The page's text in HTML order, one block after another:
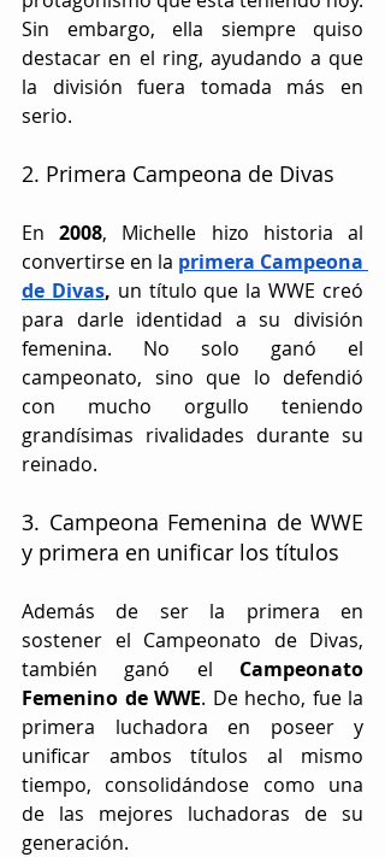
Sin embargo, ella siempre quiso
destacar en el ring, ayudando a que
la división fuera tomada más en
serio.
2. Primera Campeona de Divas
En 2008, Michelle hizo historia al
convertirse en la primera Campeona
de Divas, un título que la WWE creó
para darle identidad a su división
femenina. No solo ganó el
campeonato, sino que lo defendió
con mucho orgullo teniendo
grandísimas rivalidades durante su
reinado.
3. Campeona Femenina de WWE
y primera en unificar los títulos
Además de ser la primera en
sostener el Campeonato de Divas,
también ganó el Campeonato
Femenino de WWE. De hecho, fue la
primera luchadora en poseer y
unificar ambos títulos al mismo
tiempo, consolidándose como una
de las mejores luchadoras de su
generación.